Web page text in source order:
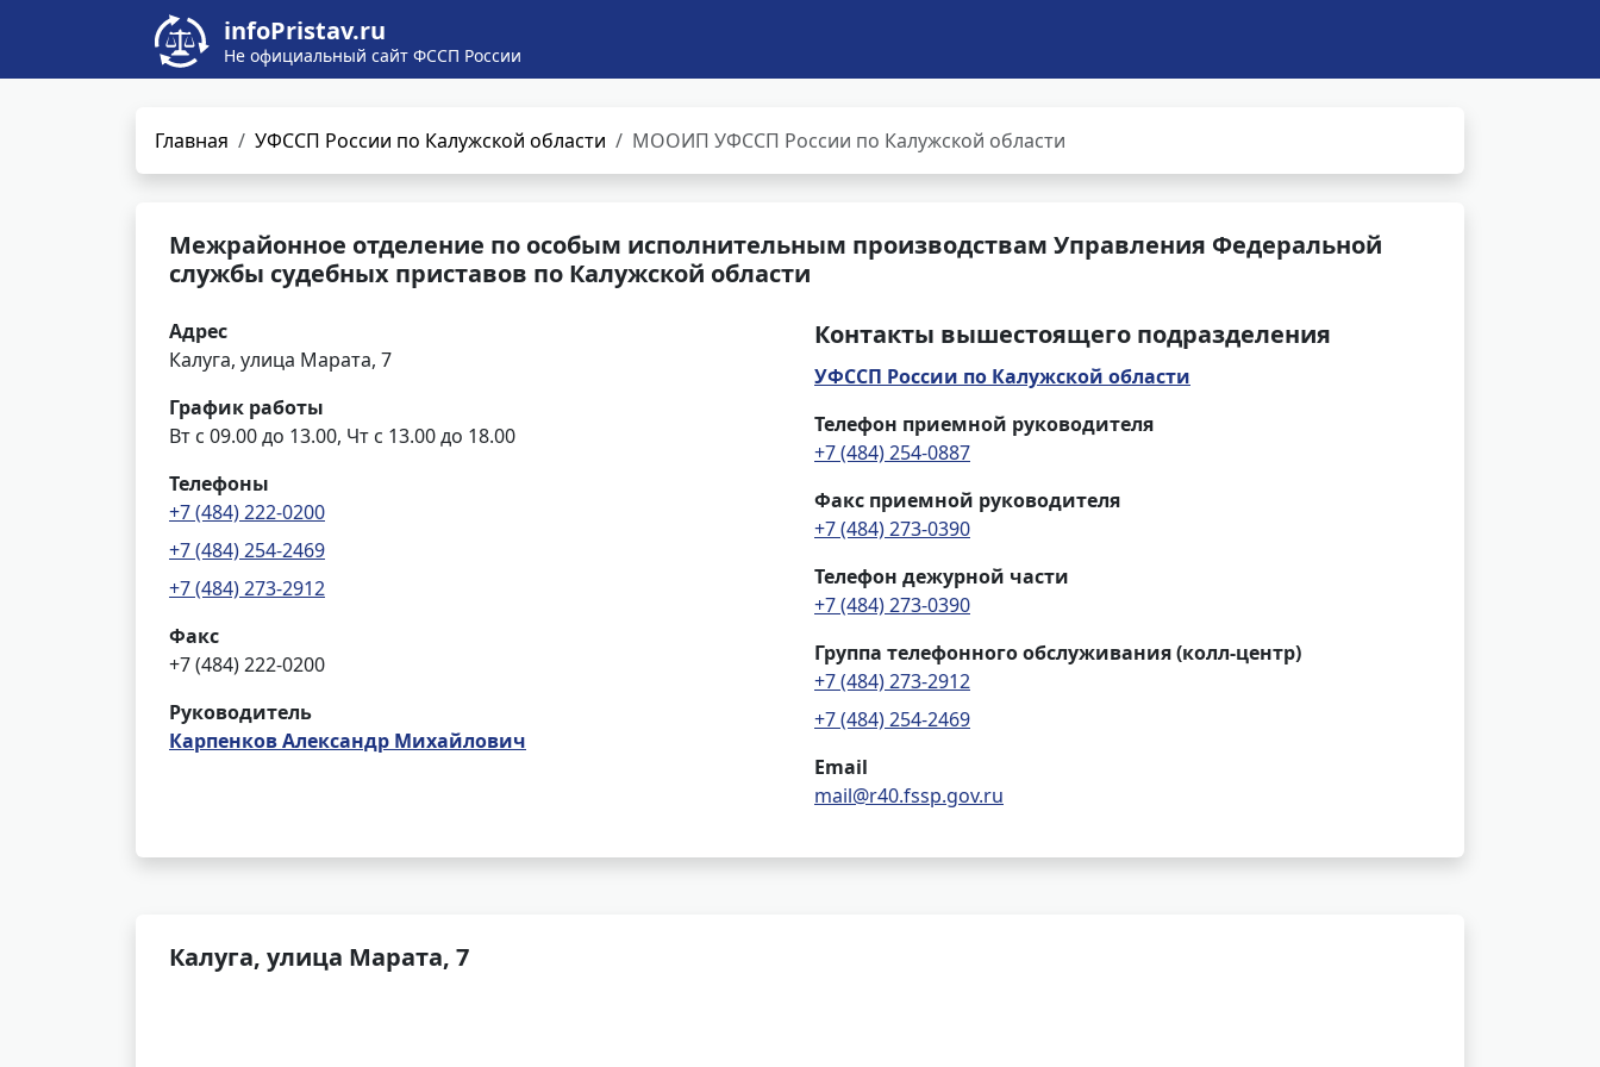
infoPristav.ru
Не официальный сайт ФССП России
Главная УФССП России по Калужской области МООИП УФССП России по Калужской области
Межрайонное отделение по особым исполнительным производствам Управления Федеральной
службы судебных приставов по Калужской области
Адрес
Калуга, улица Марата, 7
График работы
Вт с 09.00 до 13.00, Чт с 13.00 до 18.00
Телефоны
+7 (484) 222-0200
+7 (484) 254-2469
+7 (484) 273-2912
Факс
+7 (484) 222-0200
Руководитель
Карпенков Александр Михайлович
Контакты вышестоящего подразделения
УФССП России по Калужской области
Телефон приемной руководителя
+7 (484) 254-0887
Факс приемной руководителя
+7 (484) 273-0390
Телефон дежурной части
+7 (484) 273-0390
Группа телефонного обслуживания (колл-центр)
+7 (484) 273-2912
+7 (484) 254-2469
Email
mail@r40.fssp.gov.ru
Калуга, улица Марата, 7